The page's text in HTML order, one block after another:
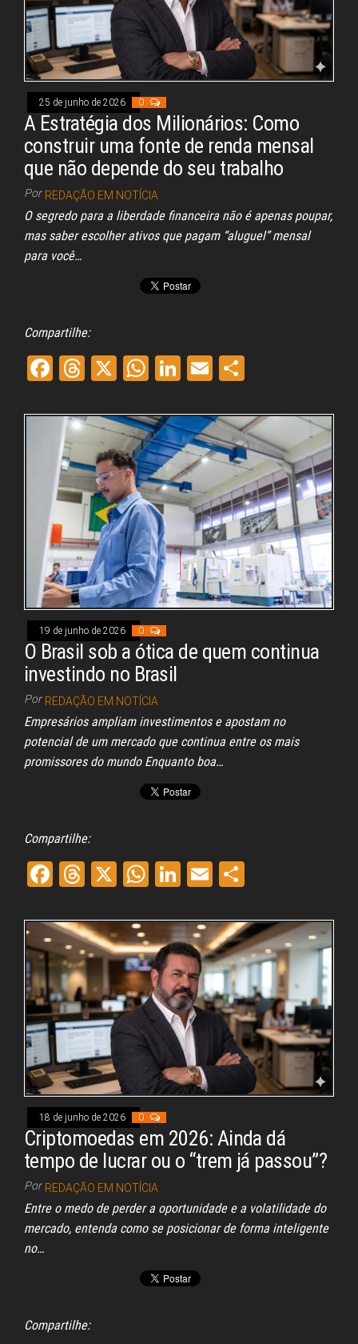
25 de junho de 2026 0
A Estratégia dos Milionários: Como
construir uma fonte de renda mensal
que não depende do seu trabalho
Por REDAÇÃO EM NOTÍCIA
O segredo para a liberdade financeira não é apenas poupar,
mas saber escolher ativos que pagam “aluguel” mensal
para você…
Compartilhe:
Fa
bo
ok
Th
ad
s
X
W
ts
A
pp
Li
ed
In
E
ail e
19 de junho de 2026 0
O Brasil sob a ótica de quem continua
investindo no Brasil
Por REDAÇÃO EM NOTÍCIA
Empresários ampliam investimentos e apostam no
potencial de um mercado que continua entre os mais
promissores do mundo Enquanto boa…
Compartilhe:
Fa
bo
ok
Th
ad
s
X
W
ts
A
pp
Li
ed
In
E
ail e
18 de junho de 2026 0
Criptomoedas em 2026: Ainda dá
tempo de lucrar ou o “trem já passou”?
Por REDAÇÃO EM NOTÍCIA
Entre o medo de perder a oportunidade e a volatilidade do
mercado, entenda como se posicionar de forma inteligente
no…
Compartilhe: